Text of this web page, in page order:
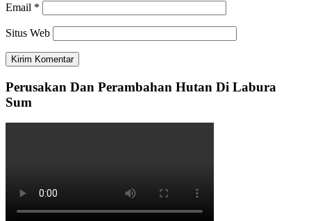
Email *
Situs Web
Perusakan Dan Perambahan Hutan Di Labura
Sum